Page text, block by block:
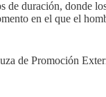
duración, donde
en el que el
de Promoción